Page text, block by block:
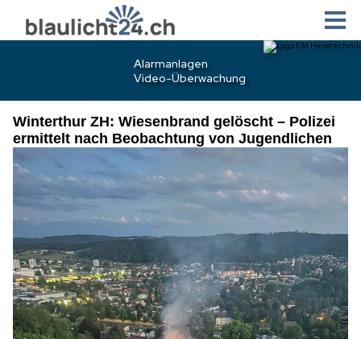
Winterthur ZH: Wiesenbrand gelöscht – Polizei
ermittelt nach Beobachtung von Jugendlichen